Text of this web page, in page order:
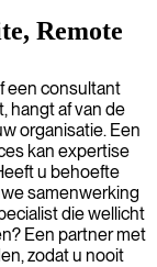
Remote
een consultant
hangt af van de
organisatie. Een
kan expertise
u behoefte
samenwerking
die wellicht
Een partner met
zodat u nooit